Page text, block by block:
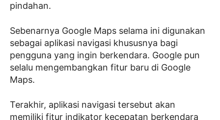
pindahan.
Sebenarnya Google Maps selama ini digunakan
sebagai aplikasi navigasi khususnya bagi
pengguna yang ingin berkendara. Google pun
selalu mengembangkan fitur baru di Google
Maps.
Terakhir, aplikasi navigasi tersebut akan
memiliki fitur indikator kecepatan berkendara